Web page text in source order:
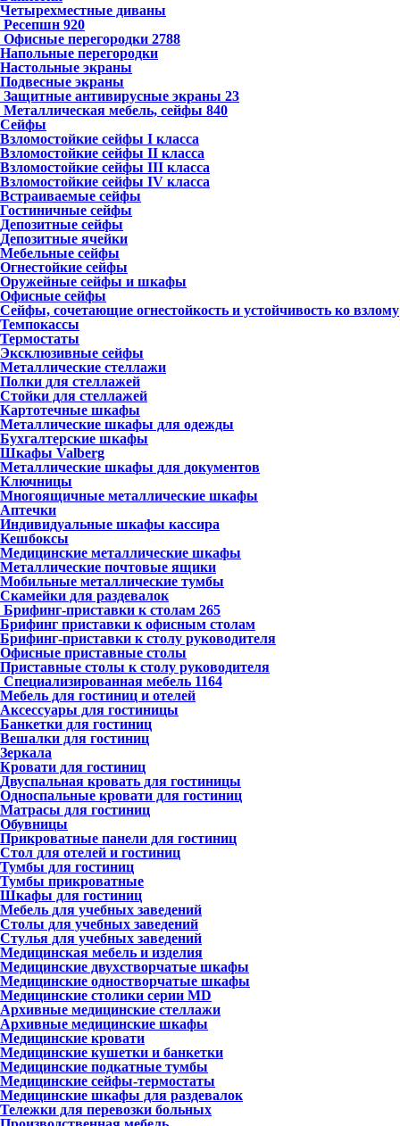
Четырехместные диваны
Ресепшн 920
Офисные перегородки 2788
Напольные перегородки
Настольные экраны
Подвесные экраны
Защитные антивирусные экраны 23
Металлическая мебель, сейфы 840
Сейфы
Взломостойкие сейфы I класса
Взломостойкие сейфы II класса
Взломостойкие сейфы III класса
Взломостойкие сейфы IV класса
Встраиваемые сейфы
Гостиничные сейфы
Депозитные сейфы
Депозитные ячейки
Мебельные сейфы
Огнестойкие сейфы
Оружейные сейфы и шкафы
Офисные сейфы
Сейфы, сочетающие огнестойкость и устойчивость ко взлому
Темпокассы
Термостаты
Эксклюзивные сейфы
Металлические стеллажи
Полки для стеллажей
Стойки для стеллажей
Картотечные шкафы
Металлические шкафы для одежды
Бухгалтерские шкафы
Шкафы Valberg
Металлические шкафы для документов
Ключницы
Многоящичные металлические шкафы
Аптечки
Индивидуальные шкафы кассира
Кешбоксы
Медицинские металлические шкафы
Металлические почтовые ящики
Мобильные металлические тумбы
Скамейки для раздевалок
Брифинг-приставки к столам 265
Брифинг приставки к офисным столам
Брифинг-приставки к столу руководителя
Офисные приставные столы
Приставные столы к столу руководителя
Специализированная мебель 1164
Мебель для гостиниц и отелей
Аксессуары для гостиницы
Банкетки для гостиниц
Вешалки для гостиниц
Зеркала
Кровати для гостиниц
Двуспальная кровать для гостиницы
Односпальные кровати для гостиниц
Матрасы для гостиниц
Обувницы
Прикроватные панели для гостиниц
Стол для отелей и гостиниц
Тумбы для гостиниц
Тумбы прикроватные
Шкафы для гостиниц
Мебель для учебных заведений
Столы для учебных заведений
Стулья для учебных заведений
Медицинская мебель и изделия
Медицинские двухстворчатые шкафы
Медицинские одностворчатые шкафы
Медицинские столики серии MD
Архивные медицинские стеллажи
Архивные медицинские шкафы
Медицинские кровати
Медицинские кушетки и банкетки
Медицинские подкатные тумбы
Медицинские сейфы-термостаты
Медицинские шкафы для раздевалок
Тележки для перевозки больных